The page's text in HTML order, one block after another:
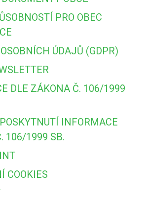
PRO OBEC
ÚDAJŮ (GDPR)
DLE ZÁKONA Č. 106/1999
INFORMACE
106/1999 SB.
COOKIES